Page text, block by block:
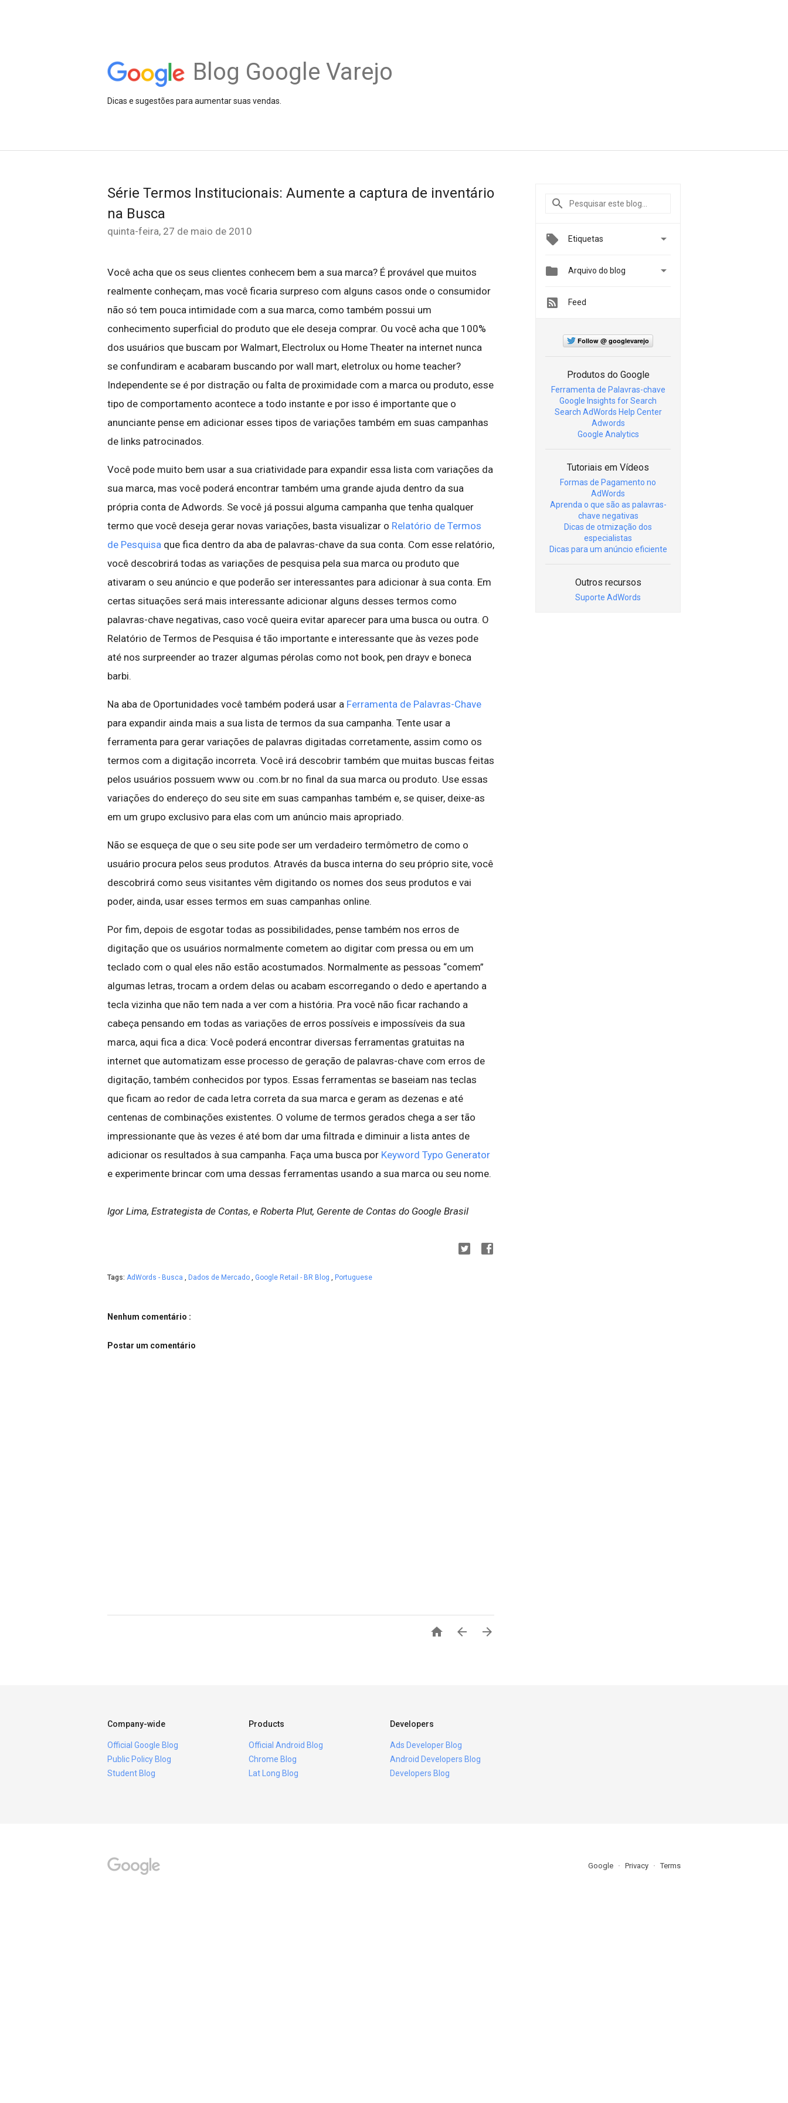
Blog Google Varejo
Dicas e sugestões para aumentar suas vendas.
Série Termos Institucionais: Aumente a captura de inventário
na Busca
quinta-feira, 27 de maio de 2010
Você acha que os seus clientes conhecem bem a sua marca? É provável que muitos
realmente conheçam, mas você ficaria surpreso com alguns casos onde o consumidor
não só tem pouca intimidade com a sua marca, como também possui um
conhecimento superficial do produto que ele deseja comprar. Ou você acha que 100%
dos usuários que buscam por Walmart, Electrolux ou Home Theater na internet nunca
se confundiram e acabaram buscando por wall mart, eletrolux ou home teacher?
Independente se é por distração ou falta de proximidade com a marca ou produto, esse
tipo de comportamento acontece a todo instante e por isso é importante que o
anunciante pense em adicionar esses tipos de variações também em suas campanhas
de links patrocinados.
Você pode muito bem usar a sua criatividade para expandir essa lista com variações da
sua marca, mas você poderá encontrar também uma grande ajuda dentro da sua
própria conta de Adwords. Se você já possui alguma campanha que tenha qualquer
termo que você deseja gerar novas variações, basta visualizar o Relatório de Termos
de Pesquisa que fica dentro da aba de palavras-chave da sua conta. Com esse relatório,
você descobrirá todas as variações de pesquisa pela sua marca ou produto que
ativaram o seu anúncio e que poderão ser interessantes para adicionar à sua conta. Em
certas situações será mais interessante adicionar alguns desses termos como
palavras-chave negativas, caso você queira evitar aparecer para uma busca ou outra. O
Relatório de Termos de Pesquisa é tão importante e interessante que às vezes pode
até nos surpreender ao trazer algumas pérolas como not book, pen drayv e boneca
barbi.
Na aba de Oportunidades você também poderá usar a Ferramenta de Palavras-Chave
para expandir ainda mais a sua lista de termos da sua campanha. Tente usar a
ferramenta para gerar variações de palavras digitadas corretamente, assim como os
termos com a digitação incorreta. Você irá descobrir também que muitas buscas feitas
pelos usuários possuem www ou .com.br no final da sua marca ou produto. Use essas
variações do endereço do seu site em suas campanhas também e, se quiser, deixe-as
em um grupo exclusivo para elas com um anúncio mais apropriado.
Não se esqueça de que o seu site pode ser um verdadeiro termômetro de como o
usuário procura pelos seus produtos. Através da busca interna do seu próprio site, você
descobrirá como seus visitantes vêm digitando os nomes dos seus produtos e vai
poder, ainda, usar esses termos em suas campanhas online.
Por fim, depois de esgotar todas as possibilidades, pense também nos erros de
digitação que os usuários normalmente cometem ao digitar com pressa ou em um
teclado com o qual eles não estão acostumados. Normalmente as pessoas “comem”
algumas letras, trocam a ordem delas ou acabam escorregando o dedo e apertando a
tecla vizinha que não tem nada a ver com a história. Pra você não ficar rachando a
cabeça pensando em todas as variações de erros possíveis e impossíveis da sua
marca, aqui fica a dica: Você poderá encontrar diversas ferramentas gratuitas na
internet que automatizam esse processo de geração de palavras-chave com erros de
digitação, também conhecidos por typos. Essas ferramentas se baseiam nas teclas
que ficam ao redor de cada letra correta da sua marca e geram as dezenas e até
centenas de combinações existentes. O volume de termos gerados chega a ser tão
impressionante que às vezes é até bom dar uma filtrada e diminuir a lista antes de
adicionar os resultados à sua campanha. Faça uma busca por Keyword Typo Generator
e experimente brincar com uma dessas ferramentas usando a sua marca ou seu nome.
Igor Lima, Estrategista de Contas, e Roberta Plut, Gerente de Contas do Google Brasil
Tags: AdWords - Busca , Dados de Mercado , Google Retail - BR Blog , Portuguese
Nenhum comentário :
Postar um comentário
  
Etiquetas 
 Arquivo do blog 
Feed
Follow @ googlevarejo
Produtos do Google
Ferramenta de Palavras-chave
Google Insights for Search
Search AdWords Help Center
Adwords
Google Analytics
Tutoriais em Vídeos
Formas de Pagamento no
AdWords
Aprenda o que são as palavras-
chave negativas
Dicas de otmização dos
especialistas
Dicas para um anúncio eficiente
Outros recursos
Suporte AdWords
Company-wide
Official Google Blog
Public Policy Blog
Student Blog
Products
Official Android Blog
Chrome Blog
Lat Long Blog
Developers
Ads Developer Blog
Android Developers Blog
Developers Blog
Google Privacy Terms